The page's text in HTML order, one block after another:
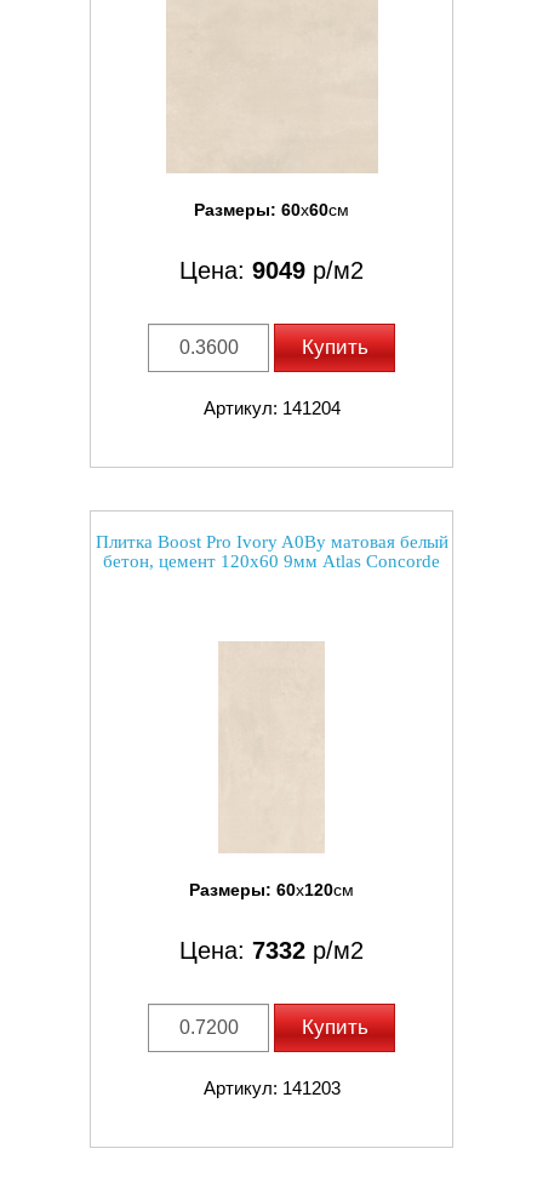
Размеры: 60x60см
Цена: 9049 р/м2
Купить
Артикул: 141204
Плитка Boost Pro Ivory A0By матовая белый
бетон, цемент 120x60 9мм Atlas Concorde
Размеры: 60x120см
Цена: 7332 р/м2
Купить
Артикул: 141203